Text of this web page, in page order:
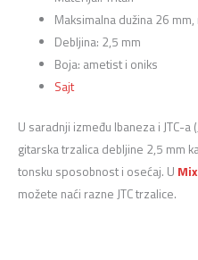
Maksimalna dužina 26
Debljina: 2,5 mm
Boja: ametist i oniks
Sajt
U saradnji između Ibaneza i JTC-a
gitarska trzalica debljine 2,5 mm
tonsku sposobnost i osećaj. U Mix
možete naći razne JTC trzalice.